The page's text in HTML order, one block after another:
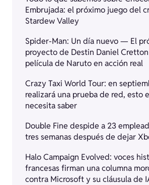
Embrujada: el próximo juego del
Stardew Valley
Spider-Man: Un día nuevo — El
proyecto de Destin Daniel
película de Naruto en acción real
Crazy Taxi World Tour: en
realizará una prueba de red, esto
necesita saber
Double Fine despide a 23
tres semanas después de dejar
Halo Campaign Evolved: voces
francesas firman una columna
contra Microsoft y su cláusula de